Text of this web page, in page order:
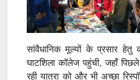
सांवैधानिक मूल्यों के प्रसार हेतु
घाटशिला कॉलेज पहुंची, जहाँ
रही यात्रा को और भी अच्छा